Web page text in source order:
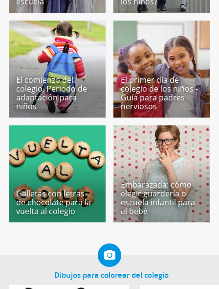
El comienzo del
colegio. Periodo de
adaptación para
niños
El primer día de
colegio de los niños -
Guía para padres
nerviosos
Galletas con letras
de chocolate para la
vuelta al colegio
Embarazada: cómo
elegir guardería o
escuela infantil para
el bebé
Dibujos para colorear del colegio